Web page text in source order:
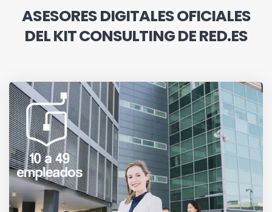
ASESORES DIGITALES OFICIALES
DEL KIT CONSULTING DE RED.ES